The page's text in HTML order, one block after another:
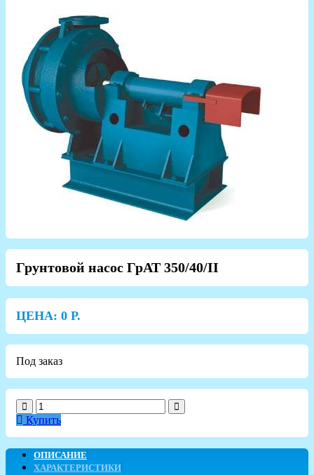
Грунтовой насос ГрАТ 350/40/II
ЦЕНА: 0 Р.
Под заказ
Купить
ОПИСАНИЕ
ХАРАКТЕРИСТИКИ